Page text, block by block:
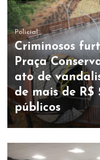
Policial
Criminosos
Praça
ato de
de mais de R$
públicos